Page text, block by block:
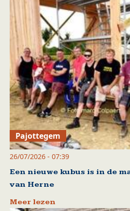
Pajottegem
26/07/2026 - 07:39
Een nieuwe kubus is in de
van Herne
Meer lezen